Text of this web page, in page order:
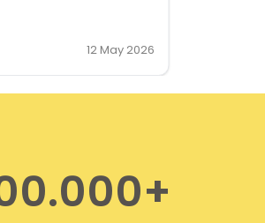
occasions, and it was
quickly and
We do
12 May 2026